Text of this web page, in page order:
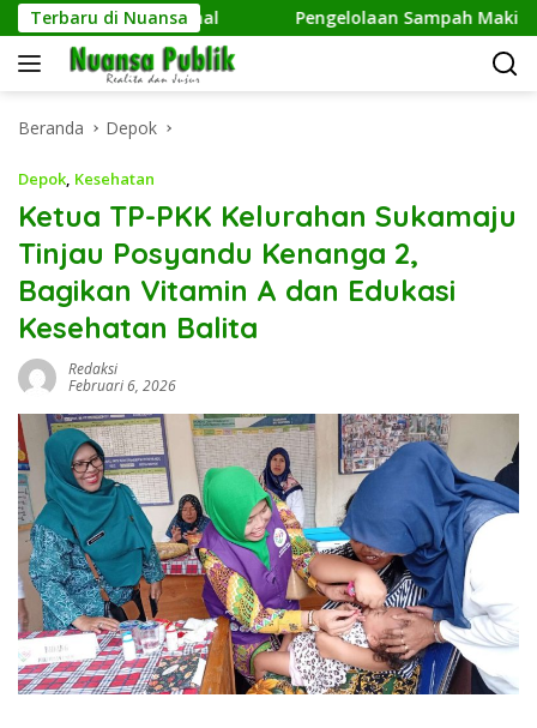
Langsung
ke
konten
Terbaru di Nuansa
Pekerja Informal Pengelolaan Sampah Makin Efisien,
Beranda Depok
Depok, Kesehatan
Ketua TP-PKK Kelurahan Sukamaju
Tinjau Posyandu Kenanga 2,
Bagikan Vitamin A dan Edukasi
Kesehatan Balita
Redaksi
Februari 6, 2026